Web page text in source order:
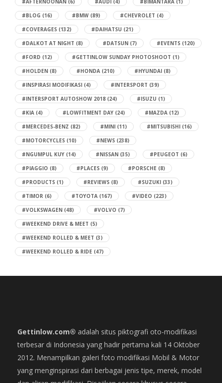
#AFTERNOONAN (6) #AUDI (4) #BIMANTARA (1)
#BLOG (16) #BMW (89) #CHEVROLET (4)
#COVERAGES (132) #DAIHATSU (21)
#DALKOT AT NIGHT (8) #DATSUN (7) #EVENTS (120)
#FORD (12) #GETTINLOW SUNDAY PHOTOSHOOT (1)
#HOLDEN (8) #HONDA (210) #HYUNDAI (8)
#INSPIRASI MODIFIKASI (4) #INTERSPORT (39)
#INTERSPORT AUTOSHOW 2018 (24) #ISUZU (1)
#KIA (4) #LOWFITMENT DAY (24) #MAZDA (12)
#MERCEDES-BENZ (82) #MINI (11) #MITSUBISHI (16)
#MOTORCYCLES (10) #NEWS (238)
#NGUMPUL KUY (14) #NISSAN (35) #PEUGEOT (6)
#PIAGGIO (8) #PLACES (9) #PORSCHE (8)
#PRODUCTS (1) #REVIEWS (8) #SUZUKI (33)
#TIMOR (6) #TOYOTA (167) #VIDEO (223)
#VOLKSWAGEN (48) #VOLVO (7)
#WEEKEND DRIVE & MEET (5)
#WEEKEND ROLLED & MEET (3)
#WEEKEND ROLLED & RIDE (47)
Gettinlow.com® adalah situs piktografi oto-modifikasi
terbesar di Indonesia yang hadir pertama kali 14 Oktober
2012. Menampilkan galeri foto modifikasi Mobil & Motor
yang menginspirasi dari berbagai jenis tipe, merek, model